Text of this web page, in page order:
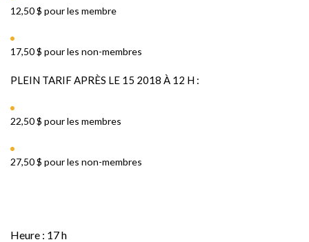
12,50 $ pour les membre
17,50 $ pour les non-membres
PLEIN TARIF APRÈS LE 15 2018 À 12 H :
22,50 $ pour les membres
27,50 $ pour les non-membres
Heure : 17 h